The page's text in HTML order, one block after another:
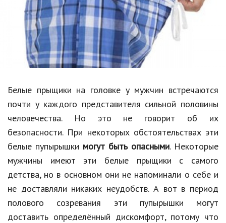
В мире
Культура
Авто, мото
Знаменитости
Статьи
Обзоры
Рецепты
Красота и здоровье
Hi-Tech. Интернет
Белые прыщики на головке у мужчин встречаются
почти у каждого представителя сильной половины
человечества. Но это не говорит об их
безопасности. При некоторых обстоятельствах эти
белые пупырышки могут быть опасными. Некоторые
мужчины имеют эти белые прыщики с самого
детства, но в основном они не напоминали о себе и
не доставляли никаких неудобств. А вот в период
полового созревания эти пупырышки могут
доставить определённый дискомфорт, потому что